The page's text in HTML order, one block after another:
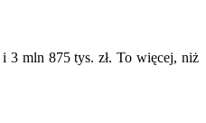
3 mln 875 tys. zł. To więcej, niż